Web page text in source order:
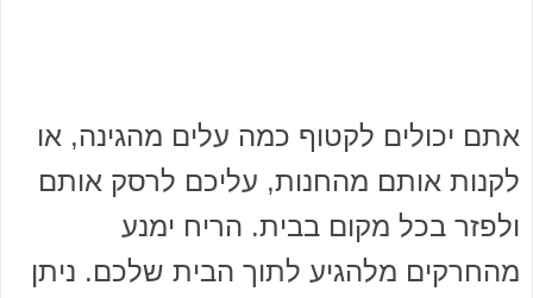
אתם יכולים לקטוף כמה עלים מהגינה, או
לקנות אותם מהחנות, עליכם לרסק אותם
ולפזר בכל מקום בבית. הריח ימנע
מהחרקים מלהגיע לתוך הבית שלכם. ניתן